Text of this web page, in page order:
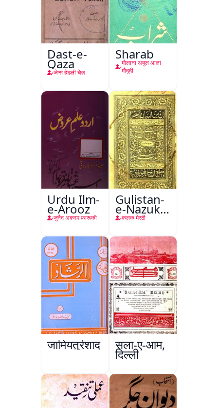
Dast-e-
Qaza
जेम्स हेडली चेज़
Sharab
मौलाना अबुल आला
मौदूदी
Urdu Ilm-
e-Arooz
जुनैद अकरम फ़ारूक़ी
Gulistan-
e-Nazuk
Khayal
क़लक़ मेरठी
जामियतुर्रशाद सला-ए-आम,
दिल्ली